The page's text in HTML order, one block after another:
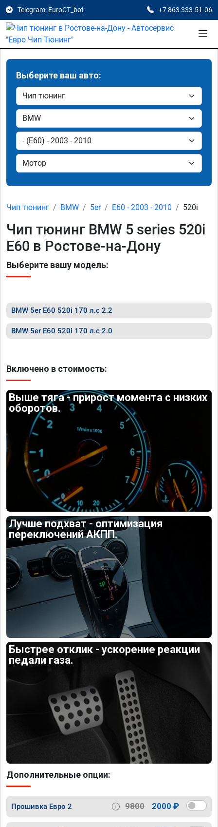
Telegram: EuroCT_bot +7 863 333-51-06
Выберите ваш авто:
Чип тюнинг BMW 5er E60 - 2003 - 2010 520i
Чип тюнинг BMW 5 series 520i
E60 в Ростове-на-Дону
Выберите вашу модель:
BMW 5er E60 520i 170 л.с 2.2
BMW 5er E60 520i 170 л.с 2.0
Включено в стоимость:
Выше тяга - прирост момента с низких
оборотов.
Лучше подхват - оптимизация
переключений АКПП.
Быстрее отклик - ускорение реакции
педали газа.
Дополнительные опции:
Прошивка Евро 2 9800 2000 ₽